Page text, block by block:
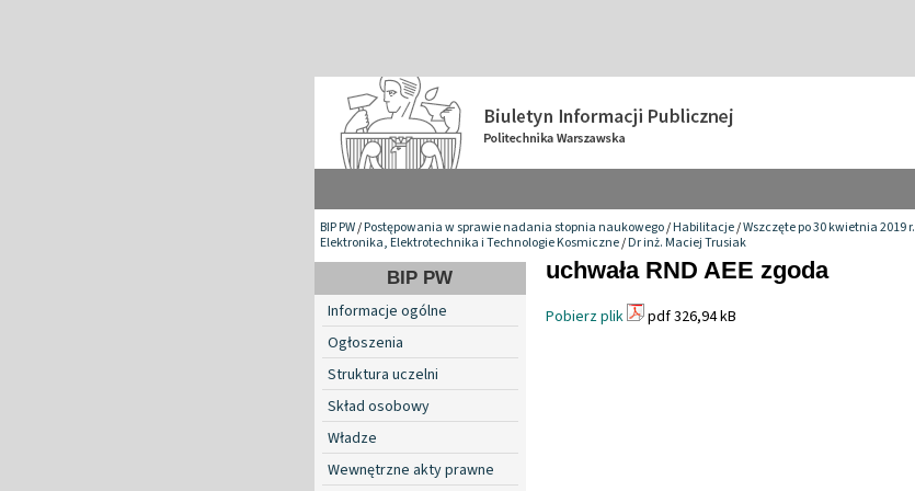
BIP PW/Postępowania w sprawie nadania stopnia naukowego/Habilitacje/Wszczęte po 30 kwietnia 2019 r.
Elektronika, Elektrotechnika i Technologie Kosmiczne/Dr inż. Maciej Trusiak
BIP PW
Informacje ogólne
Ogłoszenia
Struktura uczelni
Skład osobowy
Władze
Wewnętrzne akty prawne
uchwała RND AEE zgoda
Pobierz plik pdf 326,94 kB